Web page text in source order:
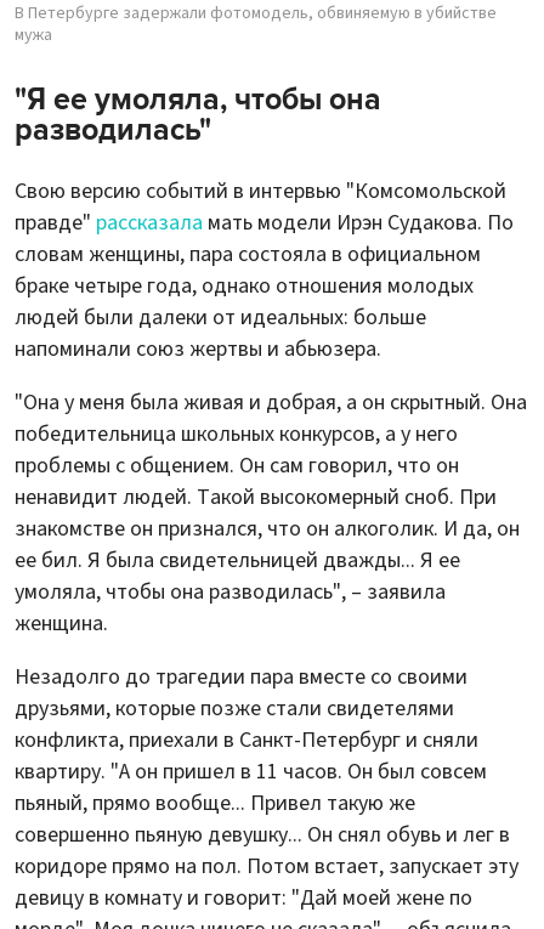
В Петербурге задержали фотомодель, обвиняемую в убийстве
мужа
"Я ее умоляла, чтобы она
разводилась"
Свою версию событий в интервью "Комсомольской
правде" рассказала мать модели Ирэн Судакова. По
словам женщины, пара состояла в официальном
браке четыре года, однако отношения молодых
людей были далеки от идеальных: больше
напоминали союз жертвы и абьюзера.
"Она у меня была живая и добрая, а он скрытный. Она
победительница школьных конкурсов, а у него
проблемы с общением. Он сам говорил, что он
ненавидит людей. Такой высокомерный сноб. При
знакомстве он признался, что он алкоголик. И да, он
ее бил. Я была свидетельницей дважды... Я ее
умоляла, чтобы она разводилась", – заявила
женщина.
Незадолго до трагедии пара вместе со своими
друзьями, которые позже стали свидетелями
конфликта, приехали в Санкт-Петербург и сняли
квартиру. "А он пришел в 11 часов. Он был совсем
пьяный, прямо вообще... Привел такую же
совершенно пьяную девушку... Он снял обувь и лег в
коридоре прямо на пол. Потом встает, запускает эту
девицу в комнату и говорит: "Дай моей жене по